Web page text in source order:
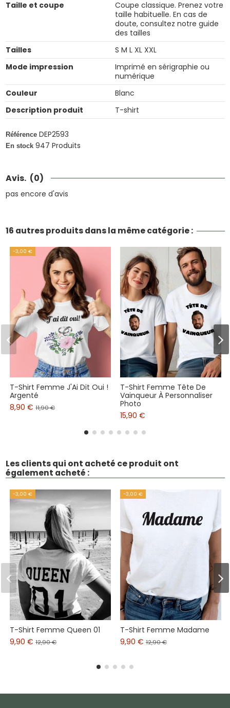
Taille et coupe
Coupe classique. Prenez votre
taille habituelle. En cas de
doute, consultez notre guide
des tailles
Tailles
S M L XL XXL
Mode impression
Imprimé en sérigraphie ou
numérique
Couleur
Blanc
Description produit
T-shirt
Référence DEP2593
En stock 947 Produits
Avis. (0)
pas encore d'avis
16 autres produits dans la même catégorie :
-3,00 €
T-Shirt Femme J'Ai Dit Oui !
Argenté
8,90 €11,90 €
T-Shirt Femme Tête De
Vainqueur À Personnaliser
Photo
15,90 €
Les clients qui ont acheté ce produit ont
également acheté :
-3,00 €
T-Shirt Femme Queen 01
9,90 €12,90 €
-3,00 €
T-Shirt Femme Madame
9,90 €12,90 €